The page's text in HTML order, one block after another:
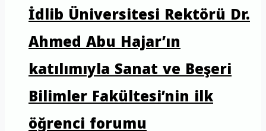
İdlib Üniversitesi Rektörü Dr.
Ahmed Abu Hajar’ın
katılımıyla Sanat ve Beşeri
Bilimler Fakültesi’nin ilk
öğrenci forumu